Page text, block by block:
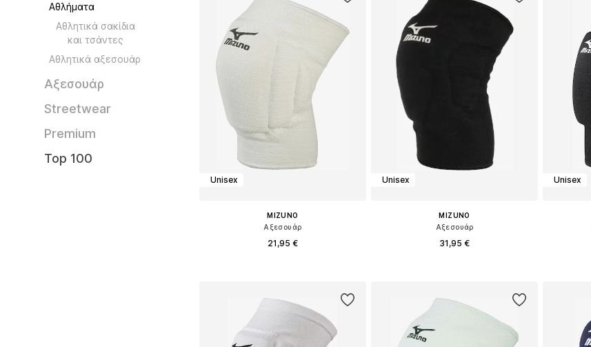
Αθλήματα
Αθλητικά σακίδια
και τσάντες
Αθλητικά αξεσουάρ
Αξεσουάρ
Streetwear
Premium
Top 100
Unisex
MIZUNO
Αξεσουάρ
21,95 €
Unisex
MIZUNO
Αξεσουάρ
31,95 €
Unisex